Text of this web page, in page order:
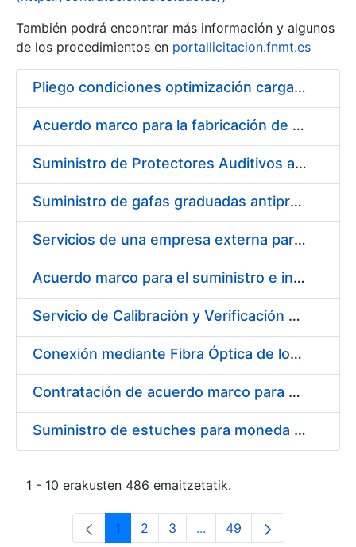
Erakutsi/Ezkutatu
También podrá encontrar más información y algunos
de los procedimientos en portallicitacion.fnmt.es
Pliego condiciones optimización cargas compras firmado
Acuerdo marco para la fabricación de piezas
Suministro de Protectores Auditivos a medida para las personas trabajadoras de los Centros de Trabajo de Madrid y Burgos
Suministro de gafas graduadas antiproyecciones para los trabajadores de la FNMT-RCM en los centros de trabajo de Madrid y Burgos
Servicios de una empresa externa para el asesoramiento y resolución de los recursos de alzada que se presentan relacionados con procesos de selección para la FNMT-RCM
Acuerdo marco para el suministro e instalación de persianas, estores y otros complementos
Servicio de Calibración y Verificación Externa de los Equipos de Medición del Servicio de Prevención de la FNMT-RCM
Conexión mediante Fibra Óptica de los Centros de Proceso de Datos (CPDs) de las sedes de la FNMT-RCM de Burgos y Madrid
Contratación de acuerdo marco para el Suministro de Material de Electricidad para la Fábrica Nacional de Moneda y Timbre-Real Casa de la Moneda en su centro de trabajo de Burgos
Suministro de estuches para moneda de 30 €
1 - 10 erakusten 486 emaitzetatik.
Orrialdea
1 Orrialdea
2 Orrialdea
3 ...Intermediate Pages Use
Orrialdea
49